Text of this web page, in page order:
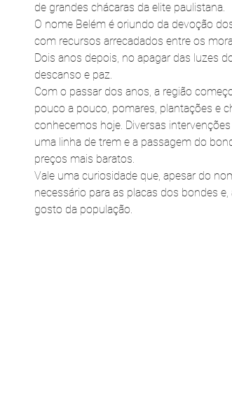
de grandes chácaras da elite paulistana.
O nome Belém é oriundo da devoção
com recursos arrecadados entre os
Dois anos depois, no apagar das luzes
descanso e paz.
Com o passar dos anos, a região
pouco a pouco, pomares, plantações e
conhecemos hoje. Diversas
uma linha de trem e a passagem do
preços mais baratos.
Vale uma curiosidade que, apesar do
necessário para as placas dos bondes
gosto da população.